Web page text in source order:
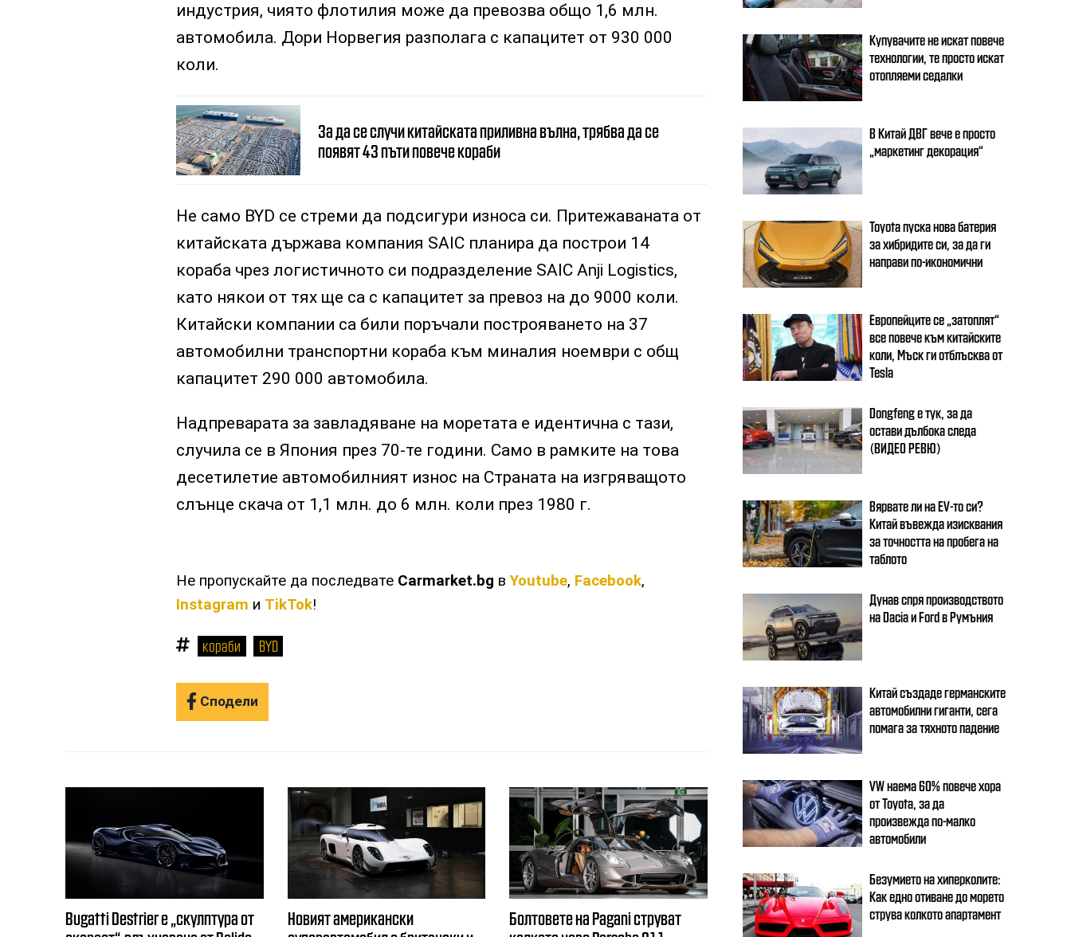
индустрия, чиято флотилия може да превозва общо 1,6 млн.
автомобила. Дори Норвегия разполага с капацитет от 930 000
коли.
За да се случи китайската приливна вълна, трябва да се
появят 43 пъти повече кораби
Не само BYD се стреми да подсигури износа си. Притежаваната от
китайската държава компания SAIC планира да построи 14
кораба чрез логистичното си подразделение SAIC Anji Logistics,
като някои от тях ще са с капацитет за превоз на до 9000 коли.
Китайски компании са били поръчали построяването на 37
автомобилни транспортни кораба към миналия ноември с общ
капацитет 290 000 автомобила.
Надпреварата за завладяване на моретата е идентична с тази,
случила се в Япония през 70-те години. Само в рамките на това
десетилетие автомобилният износ на Страната на изгряващото
слънце скача от 1,1 млн. до 6 млн. коли през 1980 г.
Не пропускайте да последвате Carmarket.bg вYoutube, Facebook,
Instagram и TikTok!
кораби BYD
Сподели
Купувачите не искат повече
технологии, те просто искат
отопляеми седалки
В Китай ДВГ вече е просто
„маркетинг декорация“
Toyota пуска нова батерия
за хибридите си, за да ги
направи по-икономични
Европейците се „затоплят“
все повече към китайските
коли, Мъск ги отблъсква от
Tesla
Dongfeng e тук, за да
остави дълбока следа
(ВИДЕО РЕВЮ)
Вярвате ли на EV-то си?
Китай въвежда изисквания
за точността на пробега на
таблото
Дунав спря производството
на Dacia и Ford в Румъния
Китай създаде германските
автомобилни гиганти, сега
помага за тяхното падение
VW наема 60% повече хора
от Toyota, за да
произвежда по-малко
автомобили
Безумието на хиперколите:
Как едно отиване до морето
струва колкото апартамент
Bugatti Destrier е „скулптура от
Новият американски
Болтовете на Pagani струват